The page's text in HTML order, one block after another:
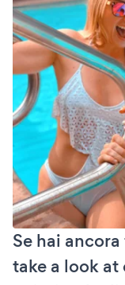
Se hai
take a look at